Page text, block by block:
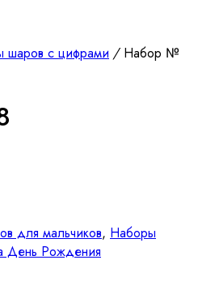
шаров с цифрами /Набор №
для мальчиков, Наборы
День Рождения